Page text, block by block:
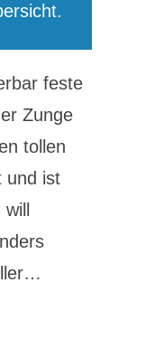
feste
Zunge
tollen
und ist